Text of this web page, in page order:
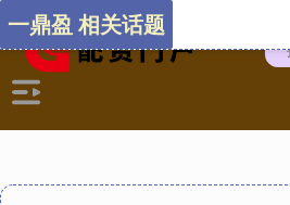
一鼎盈 相关话题